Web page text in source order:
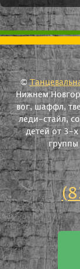
©
Нижнем
вог, шаффл,
леди-стайл,
детей от 3-х